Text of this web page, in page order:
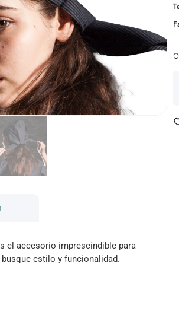
el accesorio imprescindible para
estilo y funcionalidad.